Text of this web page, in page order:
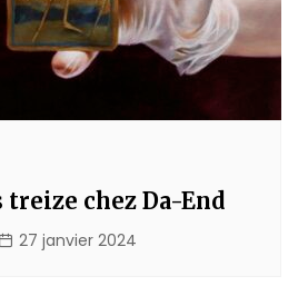
chez Da-End
27 janvier 2024